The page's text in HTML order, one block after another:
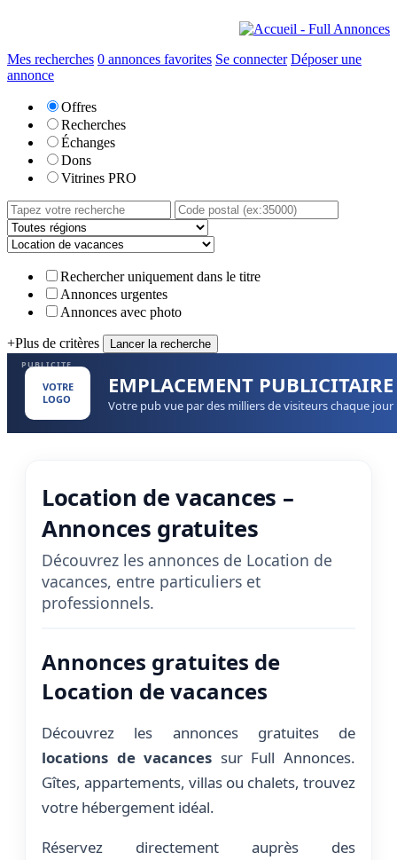
Mes recherches 0 annonces favorites Se connecter Déposer une
annonce
Offres
Recherches
Échanges
Dons
Vitrines PRO
Rechercher uniquement dans le titre
Annonces urgentes
Annonces avec photo
+Plus de critères
PUBLICITE
VOTRE
LOGO
EMPLACEMENT PUBLICITAIRE
Votre pub vue par des milliers de visiteurs chaque jour
Location de vacances –
Annonces gratuites
Découvrez les annonces de Location de
vacances, entre particuliers et
professionnels.
Annonces gratuites de
Location de vacances
Découvrez les annonces gratuites de
locations de vacances sur Full Annonces.
Gîtes, appartements, villas ou chalets, trouvez
votre hébergement idéal.
Réservez directement auprès des